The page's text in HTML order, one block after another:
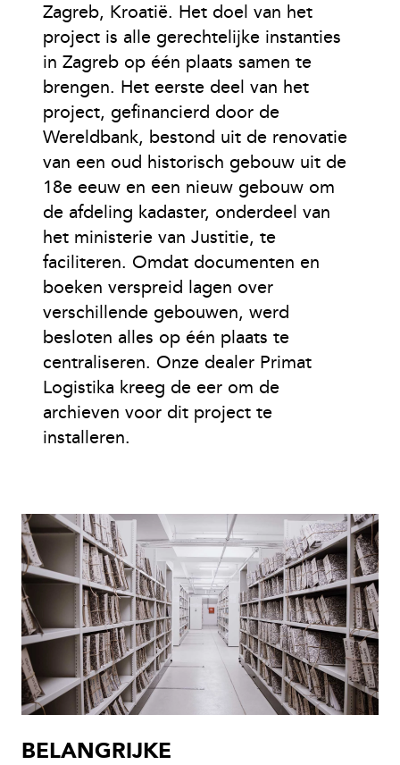
Zagreb, Kroatië. Het doel van het
project is alle gerechtelijke instanties
in Zagreb op één plaats samen te
brengen. Het eerste deel van het
project, gefinancierd door de
Wereldbank, bestond uit de renovatie
van een oud historisch gebouw uit de
18e eeuw en een nieuw gebouw om
de afdeling kadaster, onderdeel van
het ministerie van Justitie, te
faciliteren. Omdat documenten en
boeken verspreid lagen over
verschillende gebouwen, werd
besloten alles op één plaats te
centraliseren. Onze dealer Primat
Logistika kreeg de eer om de
archieven voor dit project te
installeren.
BELANGRIJKE